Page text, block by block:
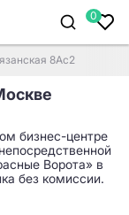
0
8Ас2
бизнес-центре
Ворота» в
без комиссии.